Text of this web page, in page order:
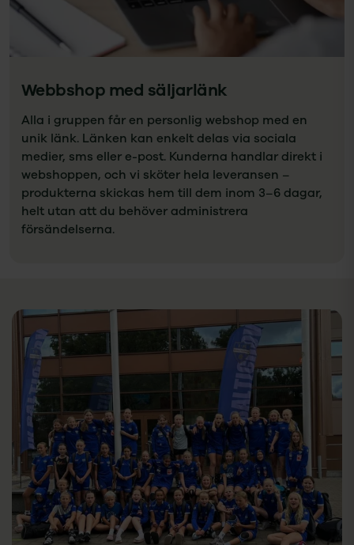
Webbshop med säljarlänk
Alla i gruppen får en personlig webshop med en
unik länk. Länken kan enkelt delas via sociala
medier, sms eller e-post. Kunderna handlar direkt i
webshoppen, och vi sköter hela leveransen –
produkterna skickas hem till dem inom 3–6 dagar,
helt utan att du behöver administrera
försändelserna.